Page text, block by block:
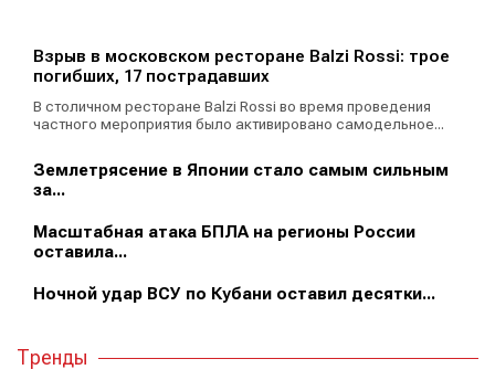
Взрыв в московском ресторане Balzi Rossi: трое
погибших, 17 пострадавших
В столичном ресторане Balzi Rossi во время проведения
частного мероприятия было активировано самодельное...
Землетрясение в Японии стало самым сильным
за...
Масштабная атака БПЛА на регионы России
оставила...
Ночной удар ВСУ по Кубани оставил десятки...
Тренды